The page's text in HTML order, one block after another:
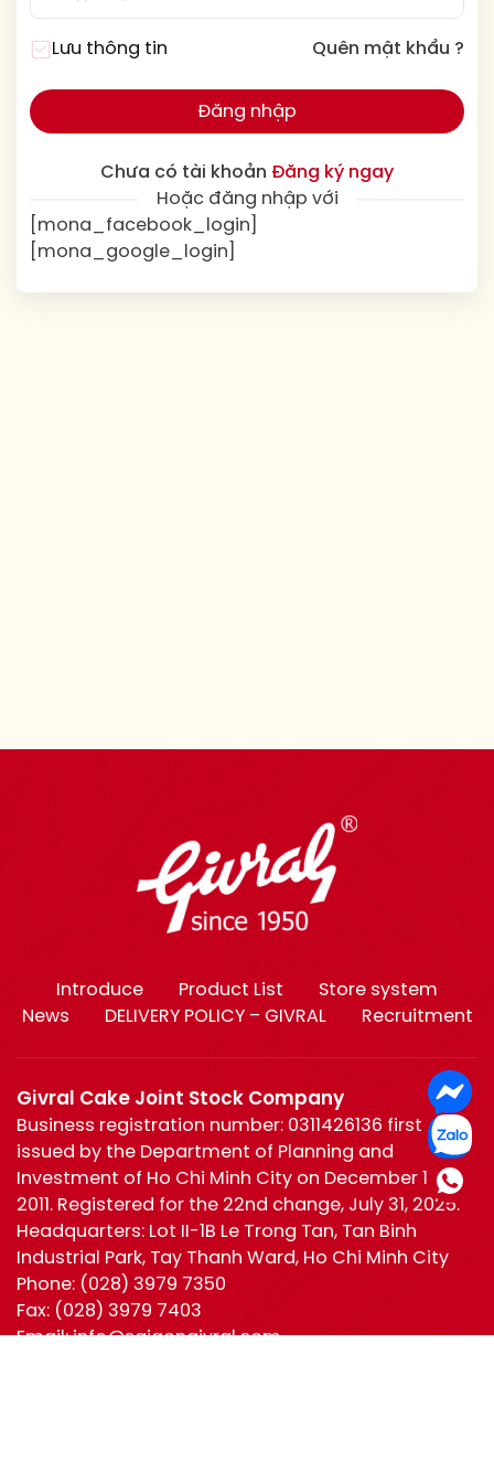
Lưu thông tin Quên mật khẩu ?
Đăng nhập
Chưa có tài khoản Đăng ký ngay
Hoặc đăng nhập với
[mona_facebook_login]
[mona_google_login]
Introduce Product List
Store system
News
DELIVERY POLICY – GIVRAL Recruitment
Givral Cake Joint Stock Company
Business registration number: 0311426136 first
issued by the Department of Planning and
Investment of Ho Chi Minh City on December 19,
2011. Registered for the 22nd change, July 31, 2025.
Headquarters: Lot II-1B Le Trong Tan, Tan Binh
Industrial Park, Tay Thanh Ward, Ho Chi Minh City
Phone: (028) 3979 7350
Fax: (028) 3979 7403
Email:info@saigongivral.com